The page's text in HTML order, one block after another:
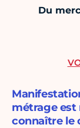
Du
métrage est
connaître le